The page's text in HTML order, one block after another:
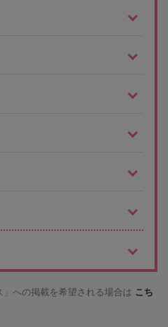
」への掲載を希望される場合は こち